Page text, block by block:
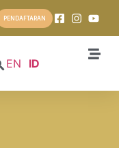
PENDAFTARAN
EN ID